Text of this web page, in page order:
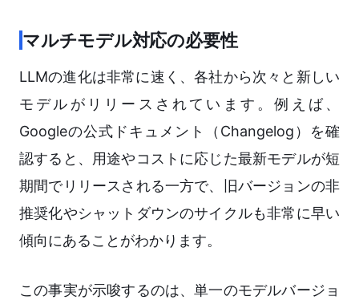
マルチモデル対応の必要性
LLMの進化は非常に速く、各社から次々と新しい
モデルがリリースされています。例えば、
Googleの公式ドキュメント（Changelog）を確
認すると、用途やコストに応じた最新モデルが短
期間でリリースされる一方で、旧バージョンの非
推奨化やシャットダウンのサイクルも非常に早い
傾向にあることがわかります。
この事実が示唆するのは、単一のモデルバージョ